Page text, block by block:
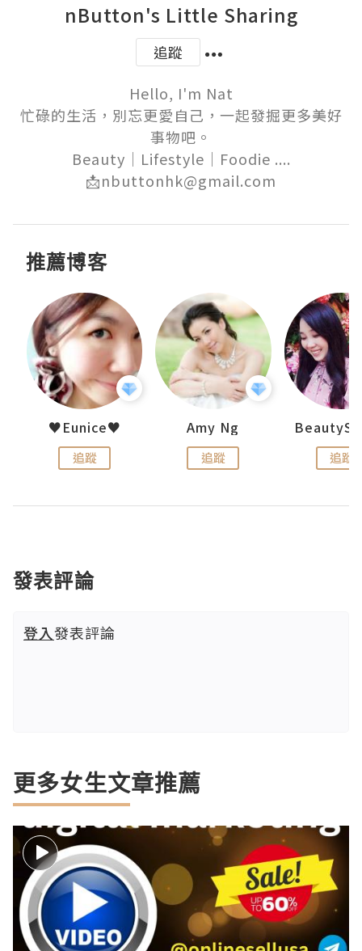
nButton's Little Sharing
追蹤
Hello, I'm Nat
忙碌的生活，別忘更愛自己，一起發掘更多美好
事物吧。
Beauty｜Lifestyle｜Foodie ....
📩nbuttonhk@gmail.com
推薦博客
♥Eunice♥
追蹤
Amy Ng
追蹤 追蹤
發表評論
登入發表評論
更多女生文章推薦